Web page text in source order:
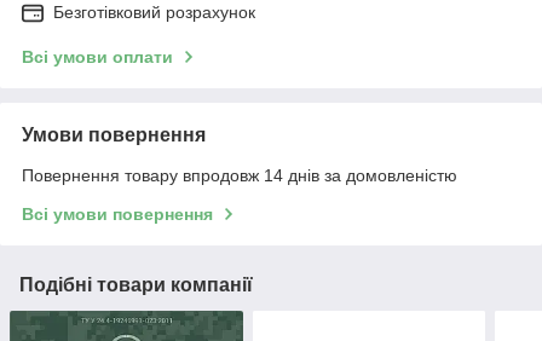
Безготівковий розрахунок
Всі умови оплати
Умови повернення
Повернення товару впродовж 14 днів за домовленістю
Всі умови повернення
Подібні товари компанії